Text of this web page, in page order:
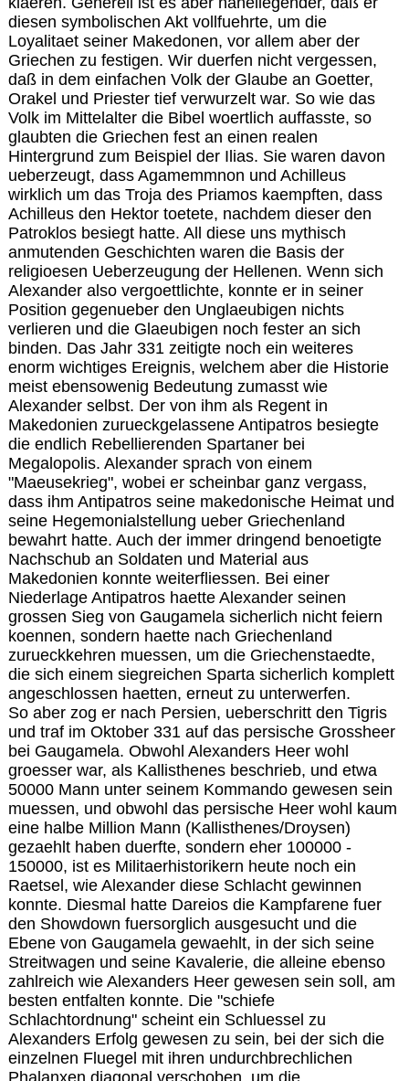
diesen symbolischen Akt vollfuehrte, um die
Loyalitaet seiner Makedonen, vor allem aber der
Griechen zu festigen. Wir duerfen nicht vergessen,
daß in dem einfachen Volk der Glaube an Goetter,
Orakel und Priester tief verwurzelt war. So wie das
Volk im Mittelalter die Bibel woertlich auffasste, so
glaubten die Griechen fest an einen realen
Hintergrund zum Beispiel der Ilias. Sie waren davon
ueberzeugt, dass Agamemmnon und Achilleus
wirklich um das Troja des Priamos kaempften, dass
Achilleus den Hektor toetete, nachdem dieser den
Patroklos besiegt hatte. All diese uns mythisch
anmutenden Geschichten waren die Basis der
religioesen Ueberzeugung der Hellenen. Wenn sich
Alexander also vergoettlichte, konnte er in seiner
Position gegenueber den Unglaeubigen nichts
verlieren und die Glaeubigen noch fester an sich
binden. Das Jahr 331 zeitigte noch ein weiteres
enorm wichtiges Ereignis, welchem aber die Historie
meist ebensowenig Bedeutung zumasst wie
Alexander selbst. Der von ihm als Regent in
Makedonien zurueckgelassene Antipatros besiegte
die endlich Rebellierenden Spartaner bei
Megalopolis. Alexander sprach von einem
"Maeusekrieg", wobei er scheinbar ganz vergass,
dass ihm Antipatros seine makedonische Heimat und
seine Hegemonialstellung ueber Griechenland
bewahrt hatte. Auch der immer dringend benoetigte
Nachschub an Soldaten und Material aus
Makedonien konnte weiterfliessen. Bei einer
Niederlage Antipatros haette Alexander seinen
grossen Sieg von Gaugamela sicherlich nicht feiern
koennen, sondern haette nach Griechenland
zurueckkehren muessen, um die Griechenstaedte,
die sich einem siegreichen Sparta sicherlich komplett
angeschlossen haetten, erneut zu unterwerfen.
So aber zog er nach Persien, ueberschritt den Tigris
und traf im Oktober 331 auf das persische Grossheer
bei Gaugamela. Obwohl Alexanders Heer wohl
groesser war, als Kallisthenes beschrieb, und etwa
50000 Mann unter seinem Kommando gewesen sein
muessen, und obwohl das persische Heer wohl kaum
eine halbe Million Mann (Kallisthenes/Droysen)
gezaehlt haben duerfte, sondern eher 100000 -
150000, ist es Militaerhistorikern heute noch ein
Raetsel, wie Alexander diese Schlacht gewinnen
konnte. Diesmal hatte Dareios die Kampfarene fuer
den Showdown fuersorglich ausgesucht und die
Ebene von Gaugamela gewaehlt, in der sich seine
Streitwagen und seine Kavalerie, die alleine ebenso
zahlreich wie Alexanders Heer gewesen sein soll, am
besten entfalten konnte. Die "schiefe
Schlachtordnung" scheint ein Schluessel zu
Alexanders Erfolg gewesen zu sein, bei der sich die
einzelnen Fluegel mit ihren undurchbrechlichen
Phalanxen diagonal verschoben, um die